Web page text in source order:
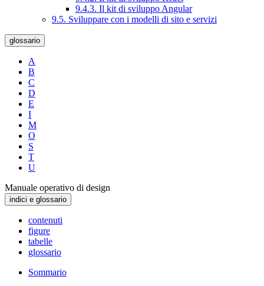
9.4.3. Il kit di sviluppo Angular
9.5. Sviluppare con i modelli di sito e servizi
glossario
A
B
C
D
E
I
M
O
S
T
U
Manuale operativo di design
indici e glossario
contenuti
figure
tabelle
glossario
Sommario